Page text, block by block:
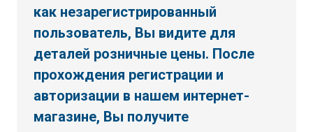
как незарегистрированный
пользователь, Вы видите для
деталей розничные цены. После
прохождения регистрации и
авторизации в нашем интернет-
магазине, Вы получите